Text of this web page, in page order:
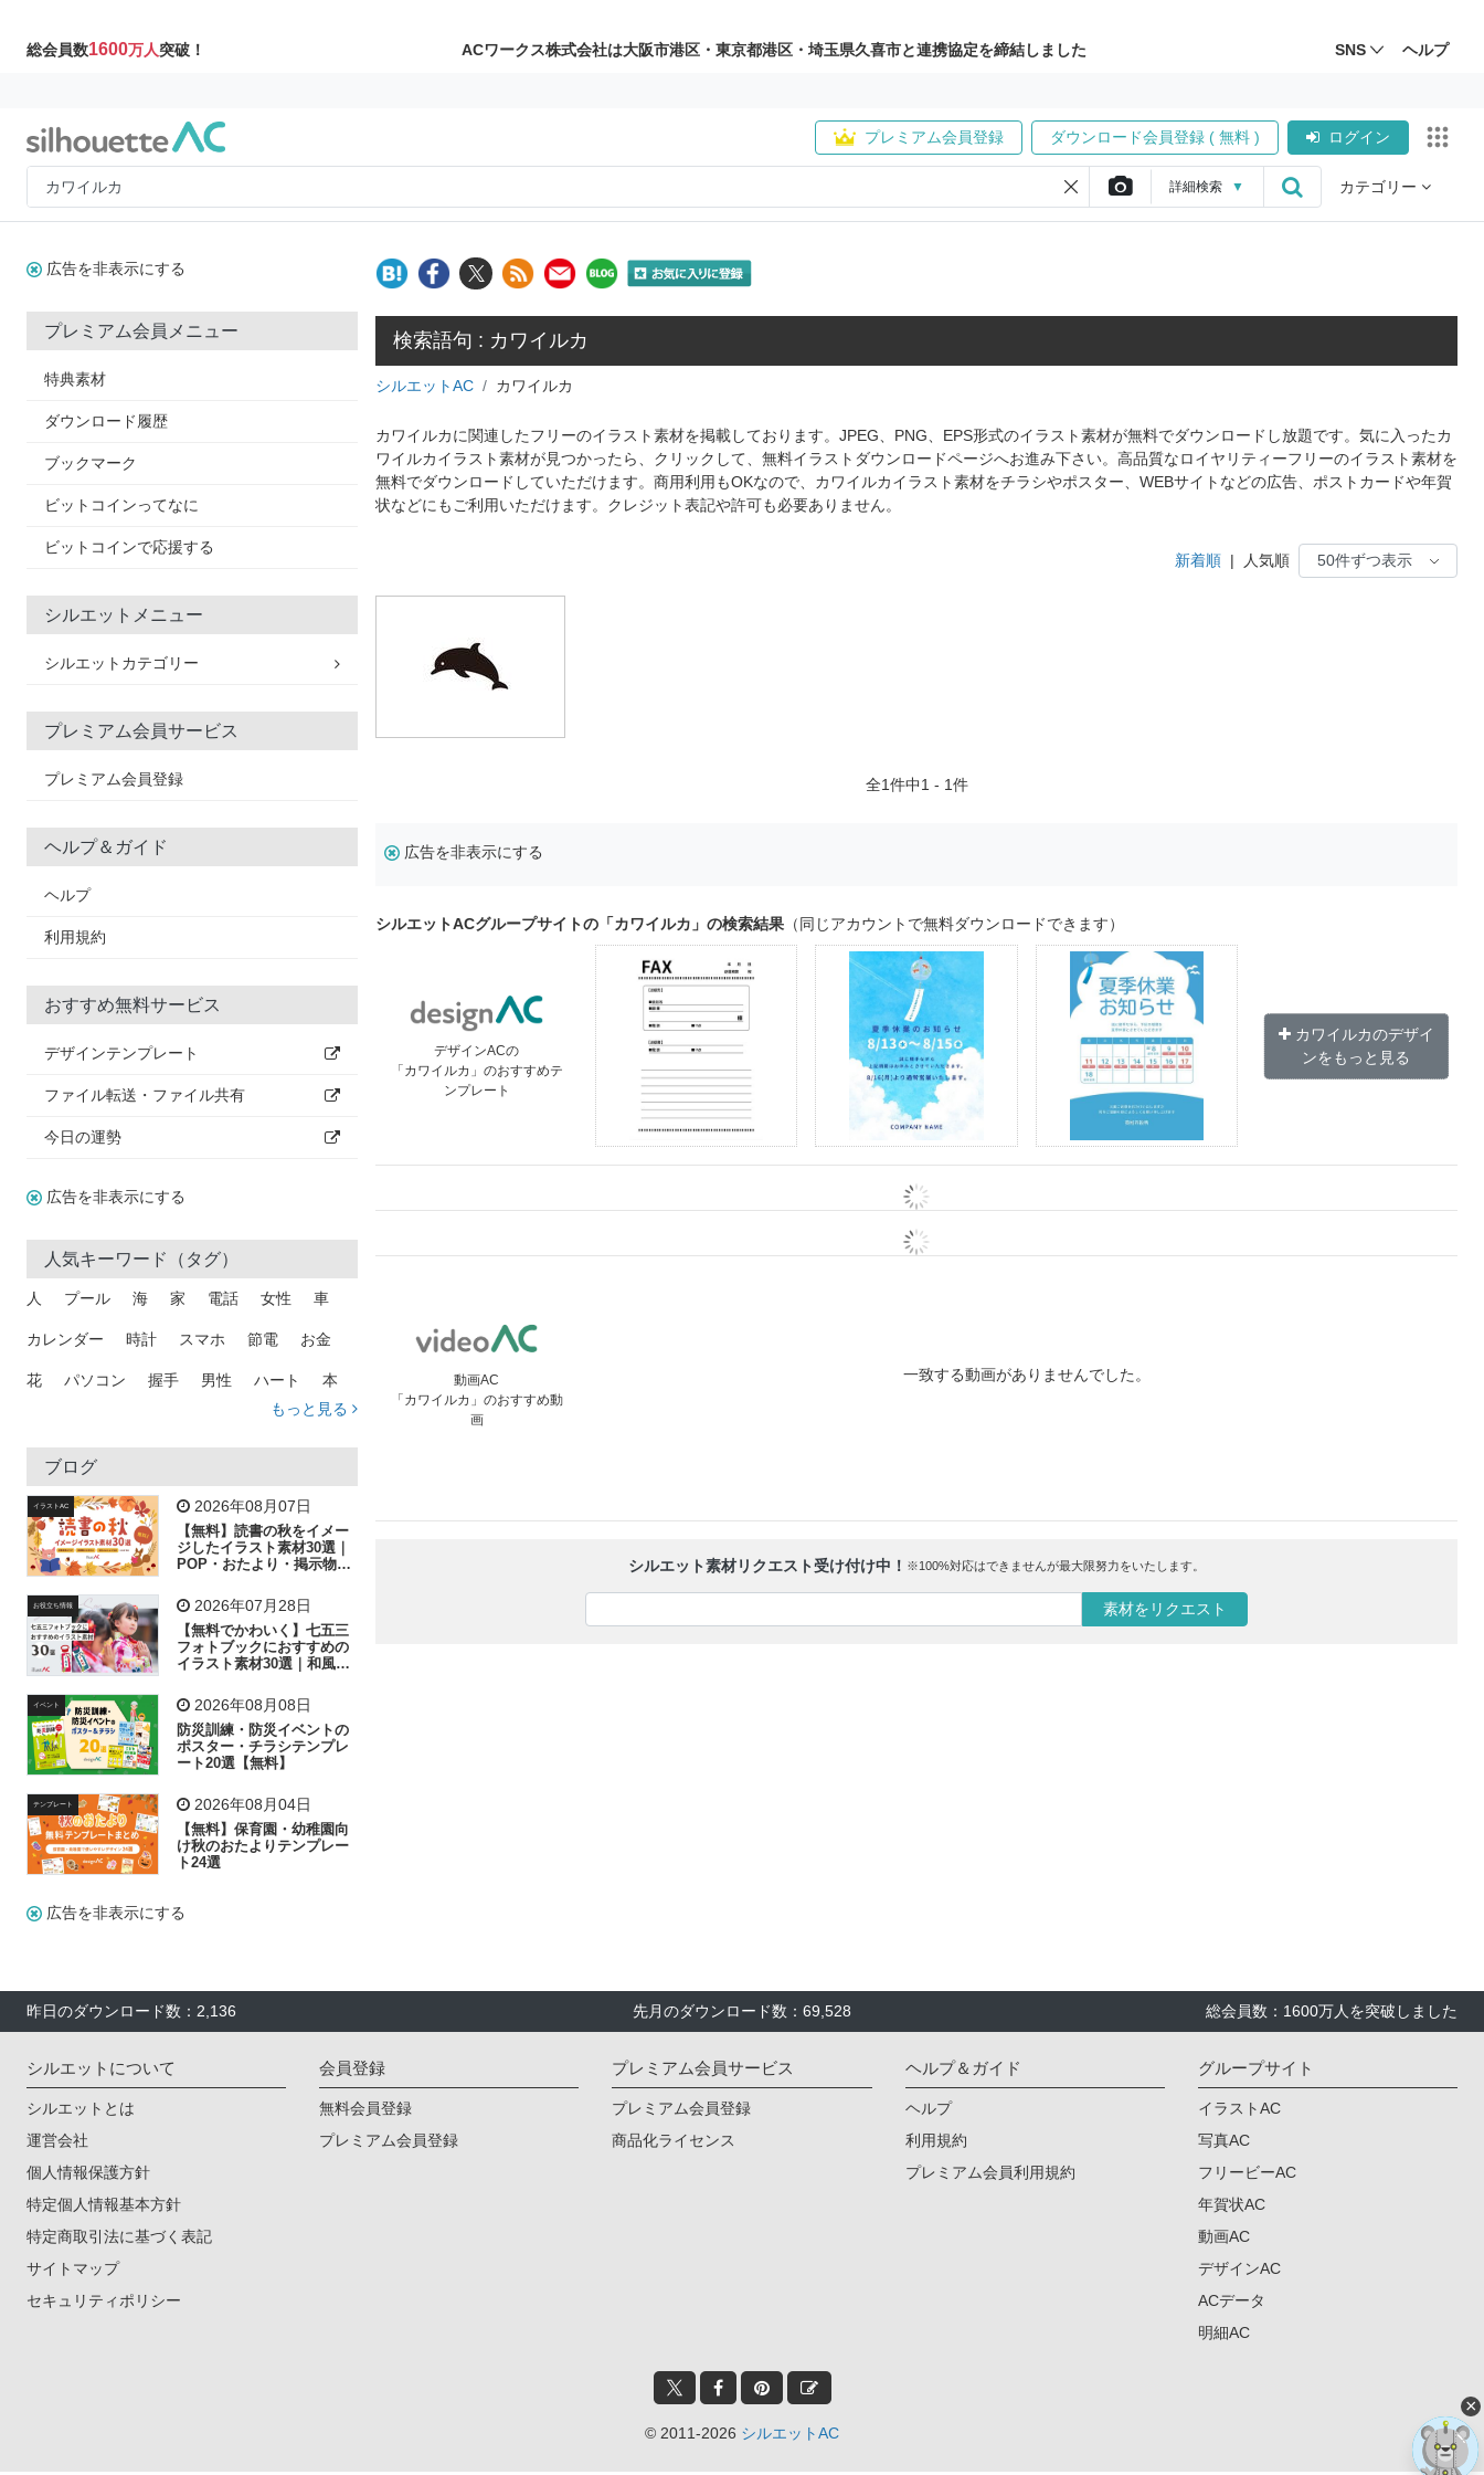
総会員数1600万人突破！ ACワークス株式会社は大阪市港区・東京都港区・埼玉県久喜市と連携協定を締結しました SNS ヘルプ
プレミアム会員登録 ダウンロード会員登録 ( 無料 ) ログイン
詳細検索 ▼ カテゴリー
広告を非表示にする
プレミアム会員メニュー
特典素材
ダウンロード履歴
ブックマーク
ビットコインってなに
ビットコインで応援する
シルエットメニュー
シルエットカテゴリー
プレミアム会員サービス
プレミアム会員登録
ヘルプ＆ガイド
ヘルプ
利用規約
おすすめ無料サービス
デザインテンプレート
ファイル転送・ファイル共有
今日の運勢
広告を非表示にする
人気キーワード（タグ）
人 プール 海 家 電話 女性 車
カレンダー 時計 スマホ 節電 お金
花 パソコン 握手 男性 ハート 本
トラック 木
吹き出し
飛行機 グラフ ビル 魚 家族 書類
歩く 工場 会社 太陽 キラキラ
子供 作業員 葉 相談 ピクトグラム
もっと見る
ブログ
イラストAC 2026年08月07日
【無料】読書の秋をイメー
ジしたイラスト素材30選｜
POP・おたより・掲示物に
お役立ち情報 2026年07月28日
【無料でかわいく】七五三
フォトブックにおすすめの
イラスト素材30選｜和風の
イベント 2026年08月08日
防災訓練・防災イベントの
ポスター・チラシテンプレ
ート20選【無料】
テンプレート 2026年08月04日
【無料】保育園・幼稚園向
け秋のおたよりテンプレー
ト24選
広告を非表示にする
検索語句 : カワイルカ
シルエットAC カワイルカ
カワイルカに関連したフリーのイラスト素材を掲載しております。JPEG、PNG、EPS形式のイラスト素材が無料でダウンロードし放題です。気に入ったカ
ワイルカイラスト素材が見つかったら、クリックして、無料イラストダウンロードページへお進み下さい。高品質なロイヤリティーフリーのイラスト素材を
無料でダウンロードしていただけます。商用利用もOKなので、カワイルカイラスト素材をチラシやポスター、WEBサイトなどの広告、ポストカードや年賀
状などにもご利用いただけます。クレジット表記や許可も必要ありません。
新着順 | 人気順
全1件中1 - 1件
広告を非表示にする
シルエットACグループサイトの「カワイルカ」の検索結果 （同じアカウントで無料ダウンロードできます）
デザインACの
「カワイルカ」のおすすめテ
ンプレート
カワイルカのデザイ
ンをもっと見る
動画AC
「カワイルカ」のおすすめ動
画
一致する動画がありませんでした。
シルエット素材リクエスト受け付け中！ ※100%対応はできませんが最大限努力をいたします。
素材をリクエスト
昨日のダウンロード数：2,136 先月のダウンロード数：69,528 総会員数：1600万人を突破しました
シルエットについて
シルエットとは
運営会社
個人情報保護方針
特定個人情報基本方針
特定商取引法に基づく表記
サイトマップ
セキュリティポリシー
会員登録
無料会員登録
プレミアム会員登録
プレミアム会員サービス
プレミアム会員登録
商品化ライセンス
ヘルプ＆ガイド
ヘルプ
利用規約
プレミアム会員利用規約
グループサイト
イラストAC
写真AC
フリービーAC
年賀状AC
動画AC
デザインAC
ACデータ
明細AC
© 2011-2026 シルエットAC
×